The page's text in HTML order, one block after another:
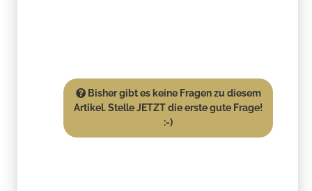
Bisher gibt es keine Fragen zu diesem
Artikel. Stelle JETZT die erste gute Frage!
:-)